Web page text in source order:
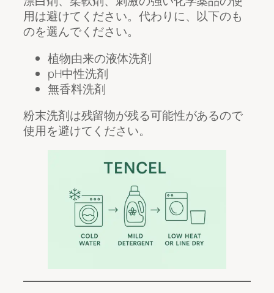
用は避けてください。代わりに、以下のも
のを選んでください。
植物由来の液体洗剤
pH中性洗剤
無香料洗剤
粉末洗剤は残留物が残る可能性があるので
使用を避けてください。